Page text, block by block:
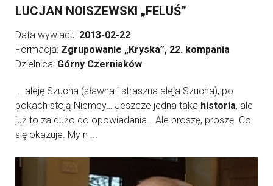
LUCJAN NOISZEWSKI „FELUŚ”
Data wywiadu: 2013-02-22
Formacja: Zgrupowanie „Kryska”, 22. kompania
Dzielnica: Górny Czerniaków
... aleję Szucha (sławna i straszna aleja Szucha), po
bokach stoją Niemcy… Jeszcze jedna taka historia, ale
już to za dużo do opowiadania… Ale proszę, proszę. Co
się okazuje. My n ...